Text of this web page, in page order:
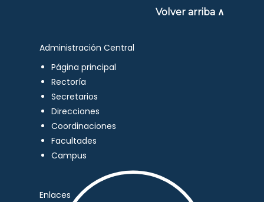
Volver arriba ∧
Administración Central
Página principal
Rectoría
Secretarios
Direcciones
Coordinaciones
Facultades
Campus
Enlaces